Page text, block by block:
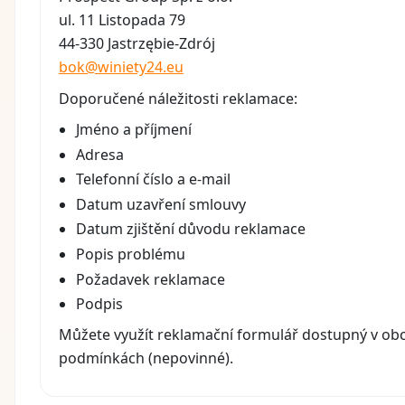
ul. 11 Listopada 79
44-330 Jastrzębie-Zdrój
bok@winiety24.eu
Doporučené náležitosti reklamace:
Jméno a příjmení
Adresa
Telefonní číslo a e-mail
Datum uzavření smlouvy
Datum zjištění důvodu reklamace
Popis problému
Požadavek reklamace
Podpis
Můžete využít reklamační formulář dostupný v
podmínkách (nepovinné).